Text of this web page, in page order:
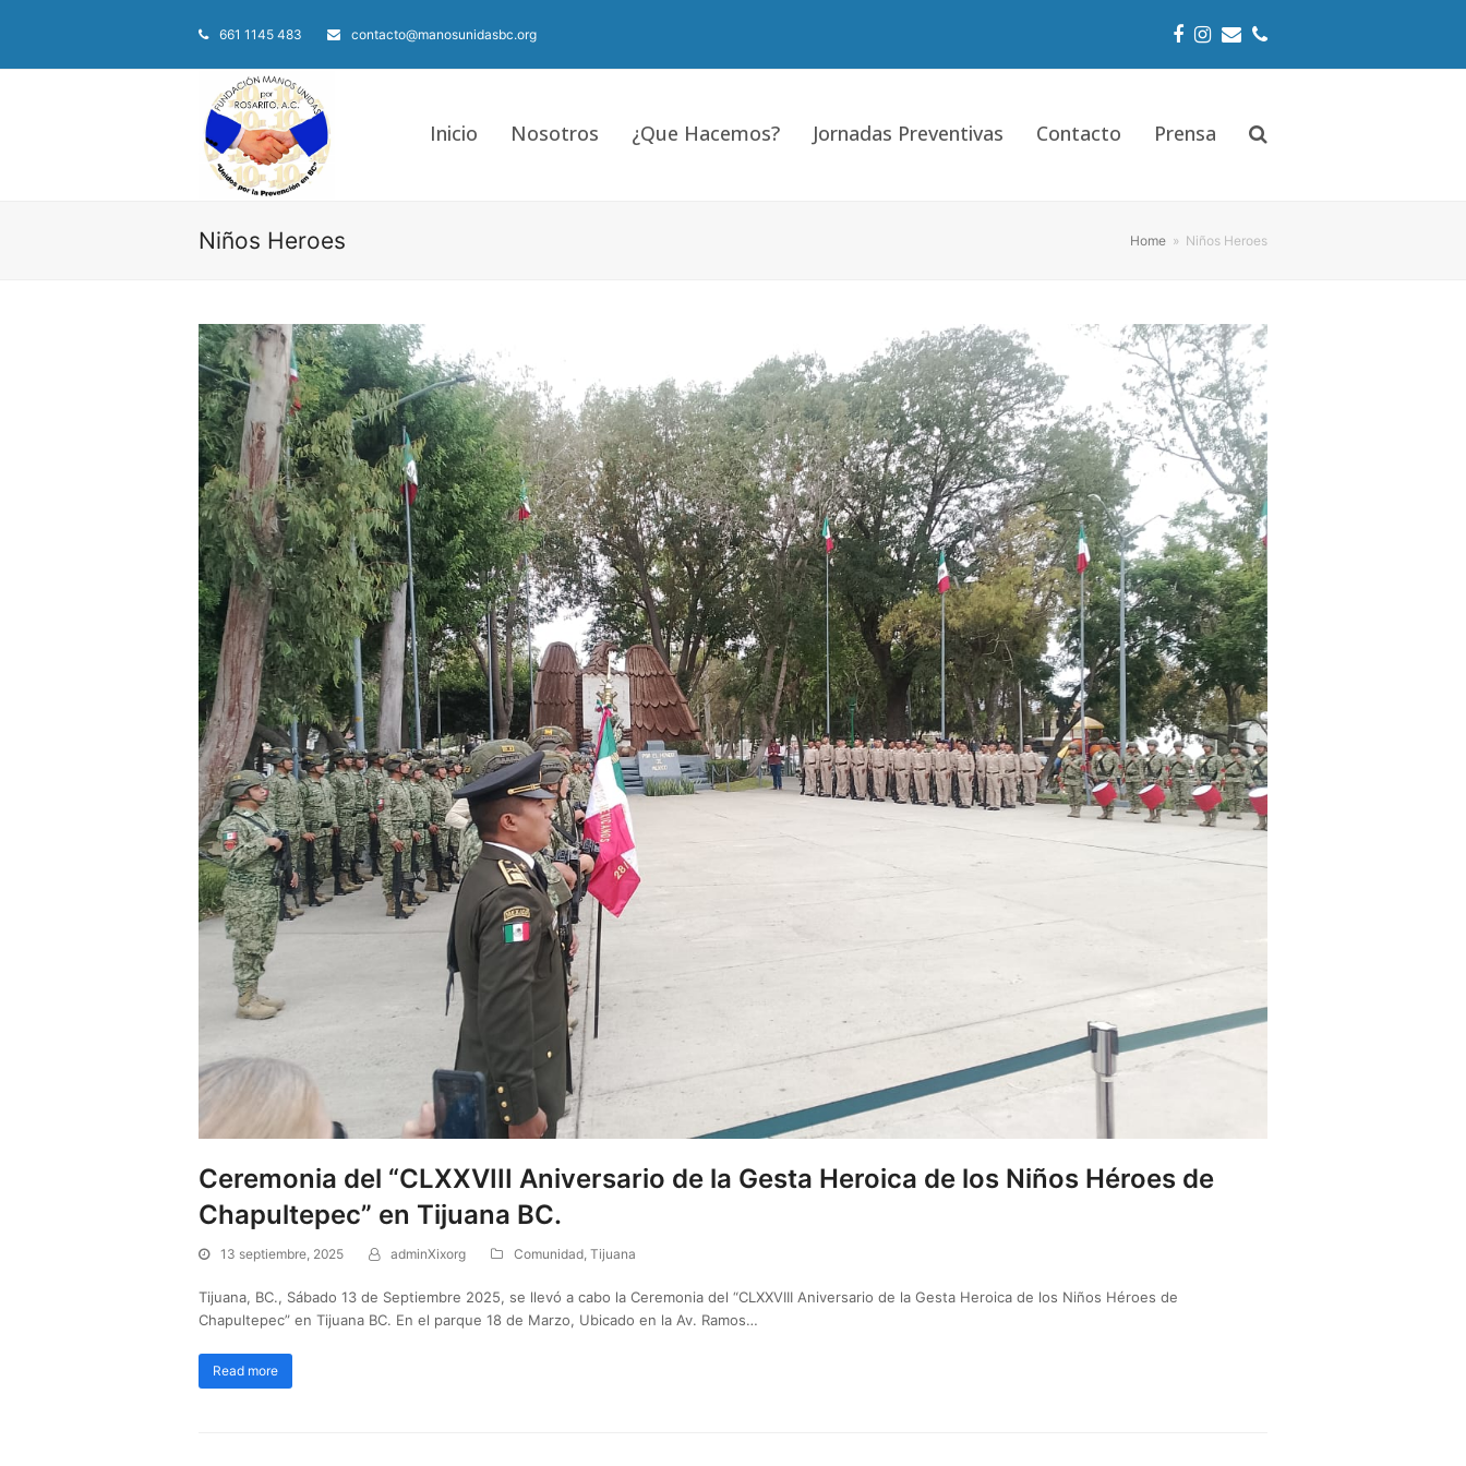
661 1145 483 contacto@manosunidasbc.org Facebook
Instagram
EmailPhone
Inicio Nosotros ¿Que Hacemos? Jornadas Preventivas Contacto Prensa
Niños Heroes Home » Niños Heroes
Ceremonia del “CLXXVIII Aniversario de la Gesta Heroica de los Niños Héroes de
Chapultepec” en Tijuana BC.
13 septiembre, 2025 adminXixorg Comunidad Tijuana
Tijuana, BC., Sábado 13 de Septiembre 2025, se llevó a cabo la Ceremonia del “CLXXVIII Aniversario de la Gesta Heroica de los Niños Héroes de
Chapultepec” en Tijuana BC. En el parque 18 de Marzo, Ubicado en la Av. Ramos…
Read more